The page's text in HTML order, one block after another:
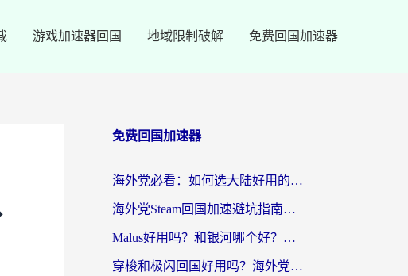
游戏加速器回国 地域限制破解 免费回国加速器
免费回国加速器
海外党必看：如何选大陆好用的vpn？一篇解决你的回国访问难题
海外党Steam回国加速避坑指南：从延迟卡顿到无缝畅玩，我踩过的坑和最优解
Malus好用吗？和银河哪个好？海外党选回国加速器的避坑指南（附乌克兰玩国内游戏实测）
穿梭和极闪回国好用吗？海外党亲测4款加速器+1个隐藏宝藏